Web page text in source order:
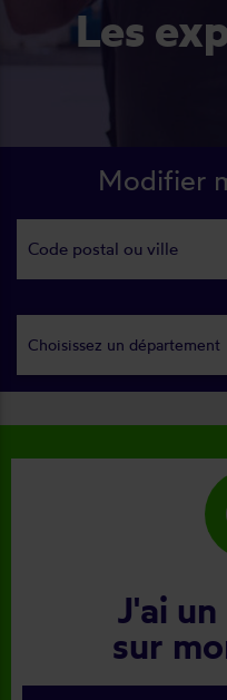
Les experts du volet
Modifier
Choisissez un département
J'ai
sur